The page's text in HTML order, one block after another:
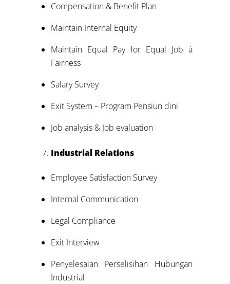
Compensation & Benefit Plan
Maintain Internal Equity
Maintain Equal Pay for Equal Job à
Fairness
Salary Survey
Exit System – Program Pensiun dini
Job analysis & Job evaluation
Industrial Relations
Employee Satisfaction Survey
Internal Communication
Legal Compliance
Exit Interview
Penyelesaian Perselisihan Hubungan
Industrial